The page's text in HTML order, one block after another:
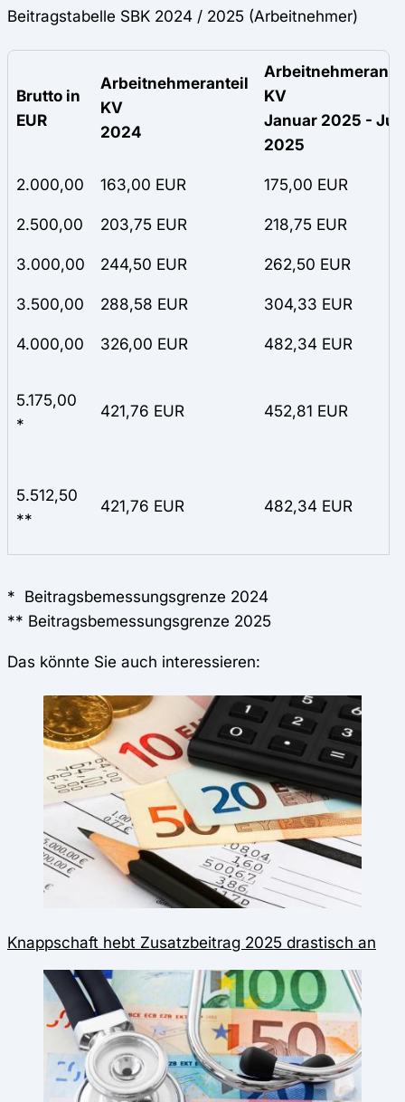
Beitragstabelle SBK 2024 / 2025 (Arbeitnehmer)
Brutto in
EUR
Arbeitnehmeranteil
KV
2024
KV
Januar 2025 - Juli
2025
2.000,00 163,00 EUR 175,00 EUR
2.500,00 203,75 EUR 218,75 EUR
3.000,00 244,50 EUR 262,50 EUR
3.500,00 288,58 EUR 304,33 EUR
4.000,00 326,00 EUR 482,34 EUR
5.175,00
*
421,76 EUR 452,81 EUR
5.512,50
**
421,76 EUR 482,34 EUR
* Beitragsbemessungsgrenze 2024
** Beitragsbemessungsgrenze 2025
Das könnte Sie auch interessieren:
Knappschaft hebt Zusatzbeitrag 2025 drastisch an